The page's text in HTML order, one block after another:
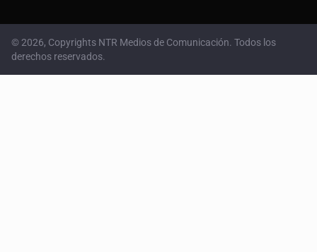
© 2026, Copyrights NTR Medios de Comunicación. Todos los
derechos reservados.